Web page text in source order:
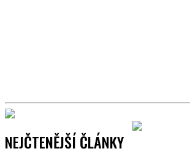
NEJČTENĚJŠÍ ČLÁNKY